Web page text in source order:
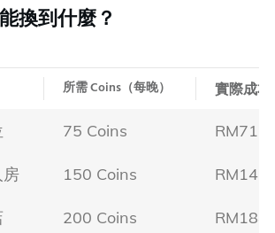
能換到什麼？
所需 Coins（每晚） 實際成本
75 Coins RM71
150 Coins RM141
200 Coins RM188